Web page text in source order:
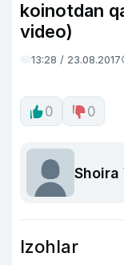
koinotdan
video)
13:28 / 23.08.2017
0 0
Shoira
Izohlar